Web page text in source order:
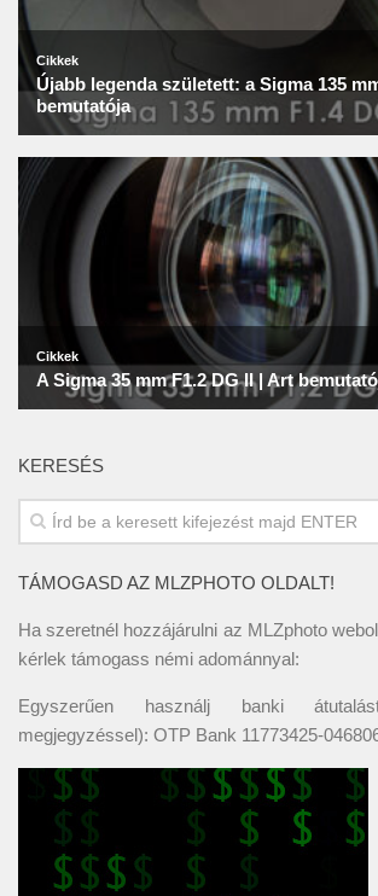
KERESÉS
TÁMOGASD AZ MLZPHOTO OLDALT!
Ha szeretnél hozzájárulni az MLZphoto
kérlek támogass némi adománnyal:
Egyszerűen használj banki
megjegyzéssel): OTP Bank 11773425-